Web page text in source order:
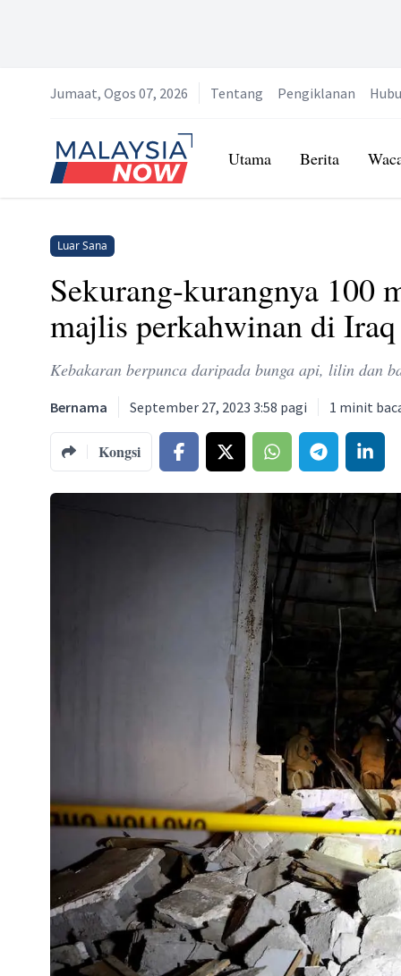
Jumaat, Ogos 07, 2026 Tentang Pengiklanan
Home
Utama Berita
Luar Sana
Sekurang-kurangnya 100
majlis perkahwinan di Iraq
Kebakaran berpunca daripada bunga api, lilin dan
Bernama September 27, 2023 3:58 pagi 1 minit
Kongsi